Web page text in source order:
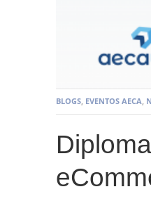
BLOGS, EVENTOS AECA,